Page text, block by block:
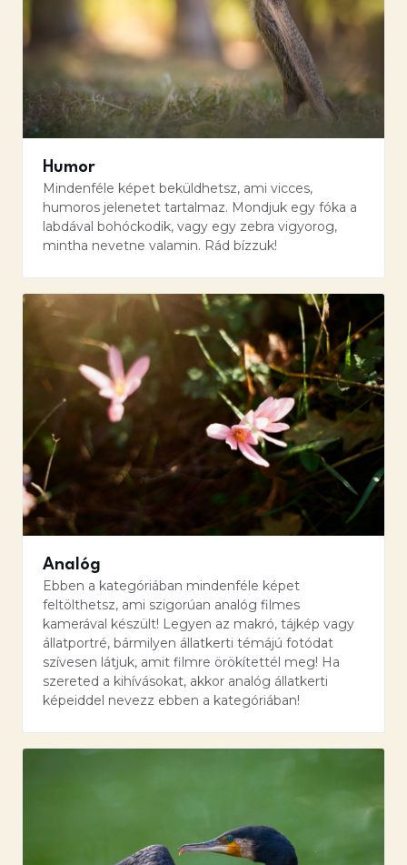
Humor
Mindenféle képet beküldhetsz, ami vicces,
humoros jelenetet tartalmaz. Mondjuk egy fóka a
labdával bohóckodik, vagy egy zebra vigyorog,
mintha nevetne valamin. Rád bízzuk!
Analóg
Ebben a kategóriában mindenféle képet
feltölthetsz, ami szigorúan analóg filmes
kamerával készült! Legyen az makró, tájkép vagy
állatportré, bármilyen állatkerti témájú fotódat
szívesen látjuk, amit filmre örökítettél meg! Ha
szereted a kihívásokat, akkor analóg állatkerti
képeiddel nevezz ebben a kategóriában!